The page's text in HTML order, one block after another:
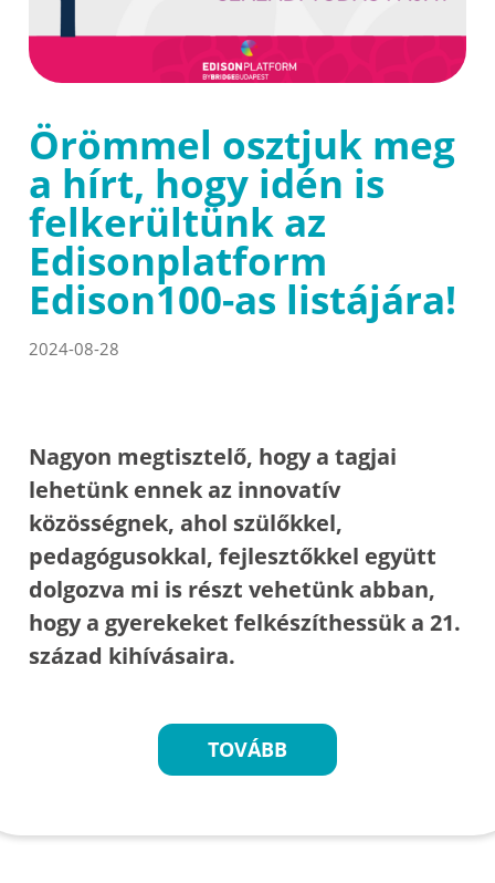
Örömmel osztjuk meg
a hírt, hogy idén is
felkerültünk az
Edisonplatform
Edison100-as listájára!
2024-08-28
Nagyon megtisztelő, hogy a tagjai
lehetünk ennek az innovatív
közösségnek, ahol szülőkkel,
pedagógusokkal, fejlesztőkkel együtt
dolgozva mi is részt vehetünk abban,
hogy a gyerekeket felkészíthessük a 21.
század kihívásaira.
TOVÁBB